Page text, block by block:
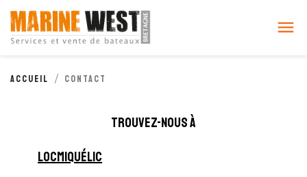

Accueil Contact
trouvez-nous à
locmiquélic